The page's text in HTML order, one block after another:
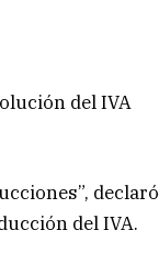
del IVA
declaró
del IVA.